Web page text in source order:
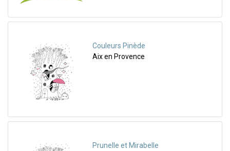
Couleurs Pinède
Aix en Provence
Prunelle et Mirabelle